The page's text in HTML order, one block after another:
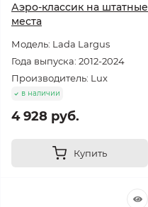
Аэро-классик на штатные
места
Модель: Lada Largus
Года выпуска: 2012-2024
Производитель: Lux
в наличии
4 928 руб.
Купить